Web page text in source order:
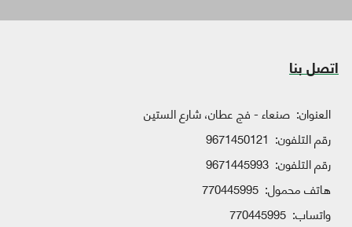
اتصل بنا
العنوان: صنعاء - فج عطان، شارع الستين
رقم التلفون: 9671450121
رقم التلفون: 9671445993
هاتف محمول: 770445995
واتساب: